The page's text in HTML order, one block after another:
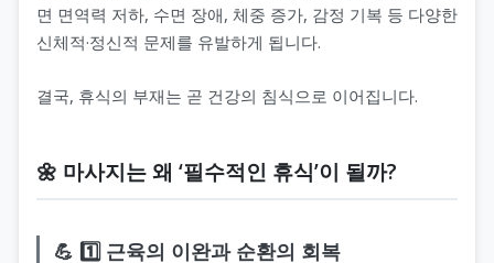
면 면역력 저하, 수면 장애, 체중 증가, 감정 기복 등 다양한
신체적·정신적 문제를 유발하게 됩니다.
결국, 휴식의 부재는 곧 건강의 침식으로 이어집니다.
🌼 마사지는 왜 ‘필수적인 휴식’이 될까?
💪 1️⃣ 근육의 이완과 순환의 회복